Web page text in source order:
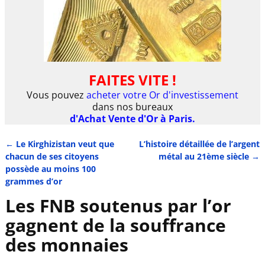
FAITES VITE !
Vous pouvez acheter votre Or d'investissement
dans nos bureaux
d'Achat Vente d'Or à Paris.
Navigation des articles
← Le Kirghizistan veut que
chacun de ses citoyens
possède au moins 100
grammes d’or
L’histoire détaillée de l’argent
métal au 21ème siècle →
Les FNB soutenus par l’or
gagnent de la souffrance
des monnaies